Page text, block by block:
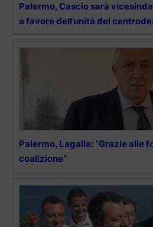
Palermo, Cascio sarà
a favore dell’unità del
Palermo, Lagalla: “Grazie alle
coalizione”